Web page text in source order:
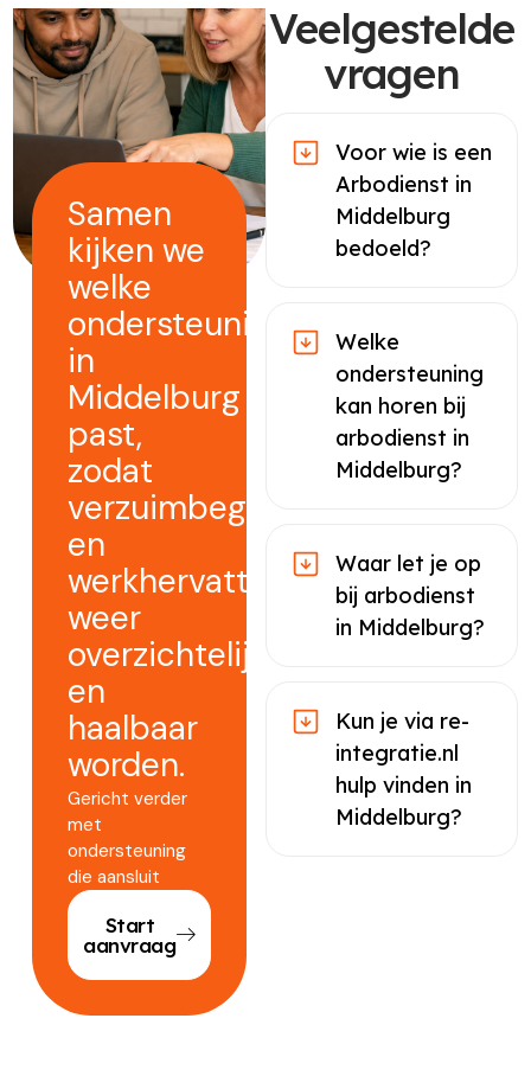
Samen
kijken we
welke
ondersteuning
in
Middelburg
past,
zodat
verzuimbegeleiding
en
werkhervatting
weer
overzichtelijk
en
haalbaar
worden.
Gericht verder
met
ondersteuning
die aansluit
Start
aanvraag
Veelgestelde
vragen
Voor wie is een
Arbodienst in
Middelburg
bedoeld?
Welke
ondersteuning
kan horen bij
arbodienst in
Middelburg?
Waar let je op
bij arbodienst
in Middelburg?
Kun je via re-
integratie.nl
hulp vinden in
Middelburg?